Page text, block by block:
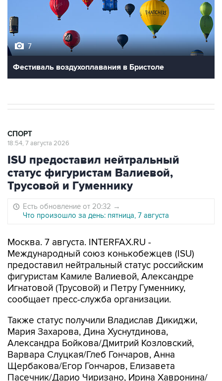
7
Фестиваль воздухоплавания в Бристоле
СПОРТ
18:54, 7 августа 2026
ISU предоставил нейтральный
статус фигуристам Валиевой,
Трусовой и Гуменнику
Есть обновление от 20:32 →
Что произошло за день: пятница, 7 августа
Москва. 7 августа. INTERFAX.RU -
Международный союз конькобежцев (ISU)
предоставил нейтральный статус российским
фигуристам Камиле Валиевой, Александре
Игнатовой (Трусовой) и Петру Гуменнику,
сообщает пресс-служба организации.
Также статус получили Владислав Дикиджи,
Мария Захарова, Дина Хуснутдинова,
Александра Бойкова/Дмитрий Козловский,
Варвара Слуцкая/Глеб Гончаров, Анна
Щербакова/Егор Гончаров, Елизавета
Пасечник/Дарио Чиризано, Ирина Хавронина/